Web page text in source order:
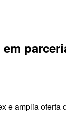
e amplia oferta